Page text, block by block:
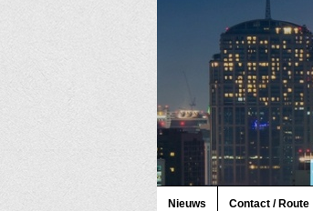
Nieuws Contact / Route